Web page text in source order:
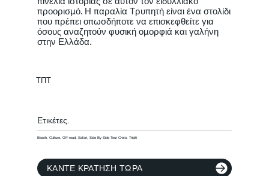
Ετικέτες.
Beach, Culture, Off-road, Safari, Side By Side Tour Crete, Tripiti
ΚΆΝΤΕ ΚΡΆΤΗΣΗ ΤΏΡΑ
ΤΠΤ
προορισμό. Η παραλία Τρυπητή είναι ένα στολίδι
που πρέπει οπωσδήποτε να επισκεφθείτε για
όσους αναζητούν φυσική ομορφιά και γαλήνη
στην Ελλάδα.